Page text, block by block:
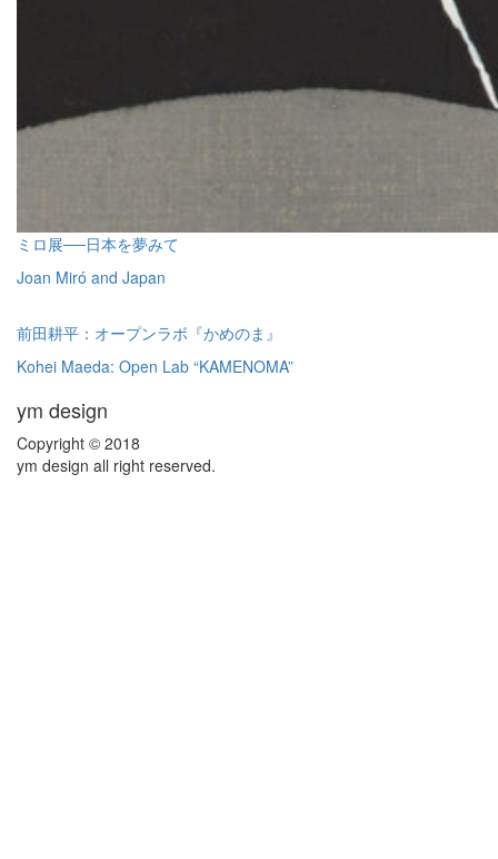
ミロ展──日本を夢みて
Joan Miró and Japan
前田耕平：オープンラボ『かめのま』
Kohei Maeda: Open Lab “KAMENOMA”
ym design
Copyright © 2018
ym design all right reserved.